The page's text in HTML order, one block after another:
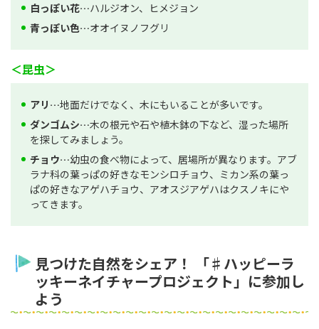
白っぽい花…ハルジオン、ヒメジョン
青っぽい色…オオイヌノフグリ
＜昆虫＞
アリ…地面だけでなく、木にもいることが多いです。
ダンゴムシ…木の根元や石や植木鉢の下など、湿った場所
を探してみましょう。
チョウ…幼虫の食べ物によって、居場所が異なります。アブ
ラナ科の葉っぱの好きなモンシロチョウ、ミカン系の葉っ
ぱの好きなアゲハチョウ、アオスジアゲハはクスノキにや
ってきます。
見つけた自然をシェア！ 「♯ハッピーラ
ッキーネイチャープロジェクト」に参加し
よう